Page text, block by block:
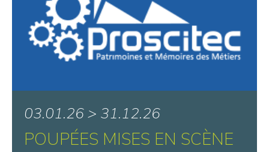
03.01.26 > 31.12.26
POUPÉES MISES EN SCÈNE